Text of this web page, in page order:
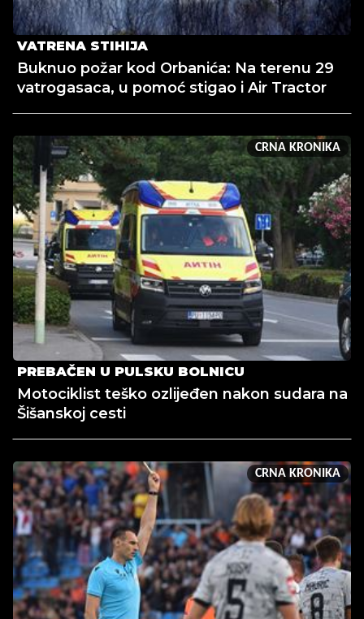
VATRENA STIHIJA
Buknuo požar kod Orbanića: Na terenu 29
vatrogasaca, u pomoć stigao i Air Tractor
CRNA KRONIKA
PREBAČEN U PULSKU BOLNICU
Motociklist teško ozlijeđen nakon sudara na
Šišanskoj cesti
CRNA KRONIKA